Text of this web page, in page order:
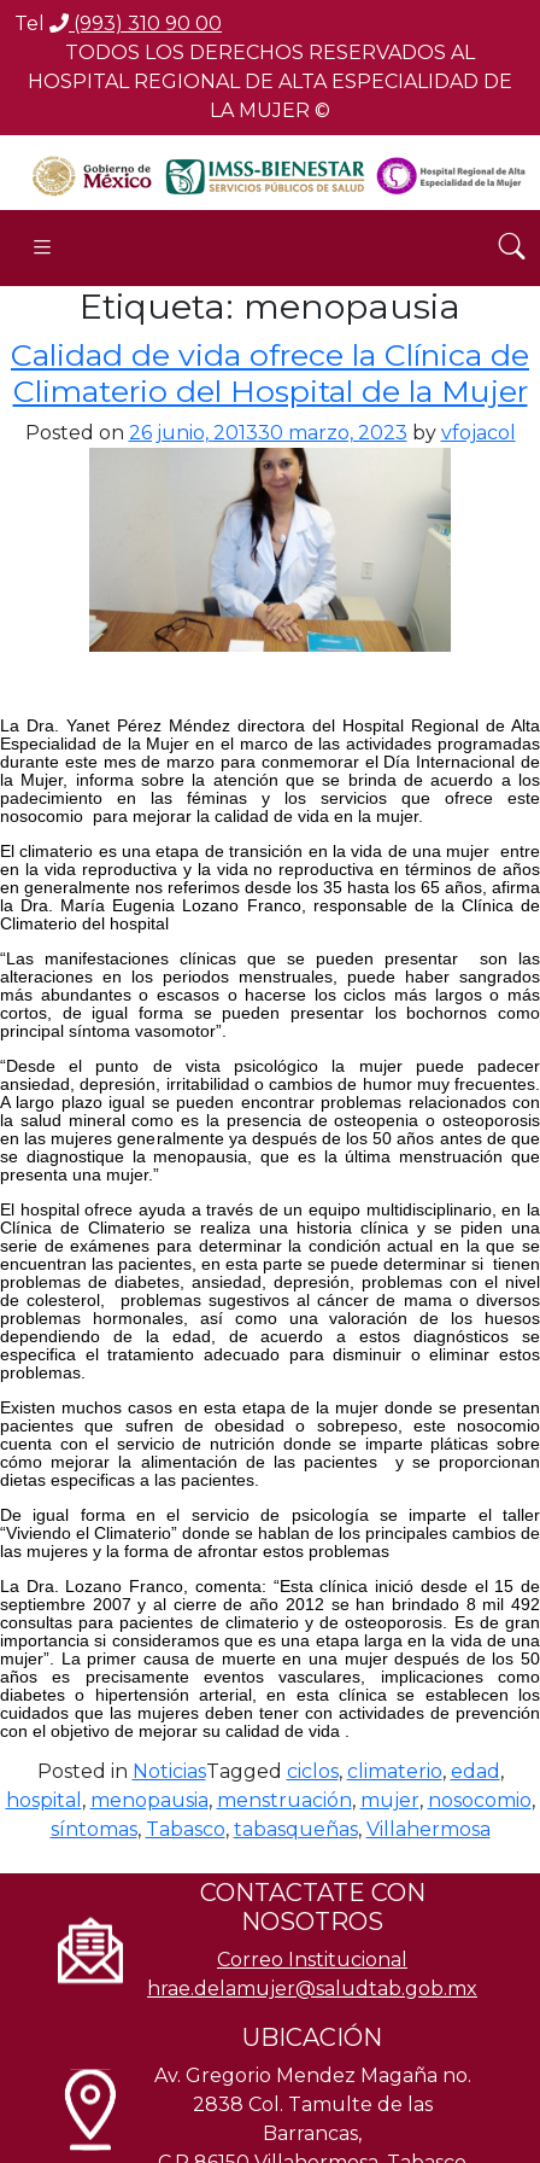
Tel
(993) 310 90 00
TODOS LOS DERECHOS RESERVADOS AL
HOSPITAL REGIONAL DE ALTA ESPECIALIDAD DE
LA MUJER ©
Etiqueta: menopausia
Calidad de vida ofrece la Clínica de
Climaterio del Hospital de la Mujer
Posted on 26 junio, 201330 marzo, 2023 by vfojacol
La Dra. Yanet Pérez Méndez directora del Hospital Regional de Alta
Especialidad de la Mujer en el marco de las actividades programadas
durante este mes de marzo para conmemorar el Día Internacional de
la Mujer, informa sobre la atención que se brinda de acuerdo a los
padecimiento en las féminas y los servicios que ofrece este
nosocomio para mejorar la calidad de vida en la mujer.
El climaterio es una etapa de transición en la vida de una mujer entre
en la vida reproductiva y la vida no reproductiva en términos de años
en generalmente nos referimos desde los 35 hasta los 65 años, afirma
la Dra. María Eugenia Lozano Franco, responsable de la Clínica de
Climaterio del hospital
“Las manifestaciones clínicas que se pueden presentar son las
alteraciones en los periodos menstruales, puede haber sangrados
más abundantes o escasos o hacerse los ciclos más largos o más
cortos, de igual forma se pueden presentar los bochornos como
principal síntoma vasomotor”.
“Desde el punto de vista psicológico la mujer puede padecer
ansiedad, depresión, irritabilidad o cambios de humor muy frecuentes.
A largo plazo igual se pueden encontrar problemas relacionados con
la salud mineral como es la presencia de osteopenia o osteoporosis
en las mujeres generalmente ya después de los 50 años antes de que
se diagnostique la menopausia, que es la última menstruación que
presenta una mujer.”
El hospital ofrece ayuda a través de un equipo multidisciplinario, en la
Clínica de Climaterio se realiza una historia clínica y se piden una
serie de exámenes para determinar la condición actual en la que se
encuentran las pacientes, en esta parte se puede determinar si tienen
problemas de diabetes, ansiedad, depresión, problemas con el nivel
de colesterol, problemas sugestivos al cáncer de mama o diversos
problemas hormonales, así como una valoración de los huesos
dependiendo de la edad, de acuerdo a estos diagnósticos se
especifica el tratamiento adecuado para disminuir o eliminar estos
problemas.
Existen muchos casos en esta etapa de la mujer donde se presentan
pacientes que sufren de obesidad o sobrepeso, este nosocomio
cuenta con el servicio de nutrición donde se imparte pláticas sobre
cómo mejorar la alimentación de las pacientes y se proporcionan
dietas especificas a las pacientes.
De igual forma en el servicio de psicología se imparte el taller
“Viviendo el Climaterio” donde se hablan de los principales cambios de
las mujeres y la forma de afrontar estos problemas
La Dra. Lozano Franco, comenta: “Esta clínica inició desde el 15 de
septiembre 2007 y al cierre de año 2012 se han brindado 8 mil 492
consultas para pacientes de climaterio y de osteoporosis. Es de gran
importancia si consideramos que es una etapa larga en la vida de una
mujer”. La primer causa de muerte en una mujer después de los 50
años es precisamente eventos vasculares, implicaciones como
diabetes o hipertensión arterial, en esta clínica se establecen los
cuidados que las mujeres deben tener con actividades de prevención
con el objetivo de mejorar su calidad de vida .
Posted in NoticiasTagged ciclos, climaterio, edad ,
hospital , menopausia, menstruación, mujer, nosocomio,
síntomas, Tabasco, tabasqueñas, Villahermosa
CONTACTATE CON
NOSOTROS
Correo Institucional
hrae.delamujer@saludtab.gob.mx
UBICACIÓN
Av. Gregorio Mendez Magaña no.
2838 Col. Tamulte de las
Barrancas,